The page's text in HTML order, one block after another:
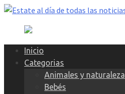
Skip
content
Inicio
Categorias
Animales y naturaleza
Bebés